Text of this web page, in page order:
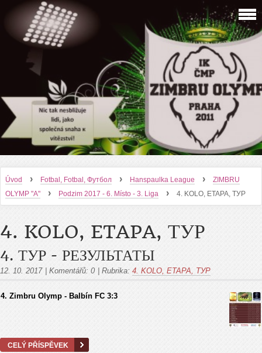
Úvod › Fotbal, Fotbal, Футбол › Hanspaulka League ›
ZIMBRU
OLYMP "A"
› Podzim 2017 - 6. Místo - 3. Liga › 4. KOLO, ETAPA, ТУР
4. KOLO, ETAPA, ТУР
4. ТУР - РЕЗУЛЬТАТЫ
12. 10. 2017 Komentářů: 0 Rubrika: 4. KOLO, ETAPA, ТУР
4. Zimbru Olymp - Balbín FC 3:3
CELÝ PŘÍSPĚVEK